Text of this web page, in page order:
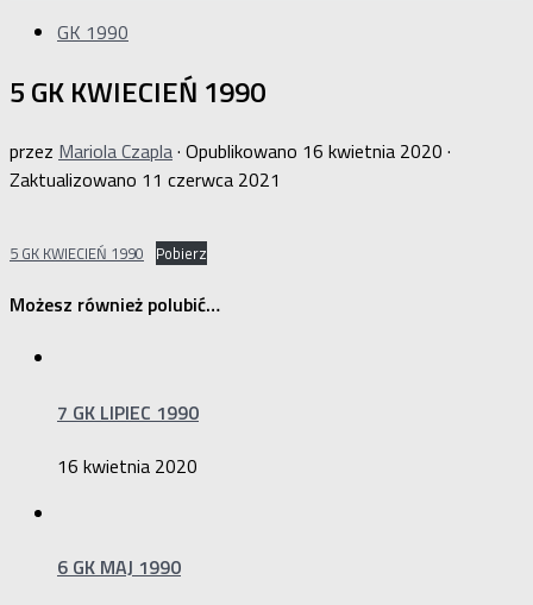
GK 1990
5 GK KWIECIEŃ 1990
przez Mariola Czapla· Opublikowano 16 kwietnia 2020 ·
Zaktualizowano 11 czerwca 2021
5 GK KWIECIEŃ 1990 Pobierz
Możesz również polubić…
7 GK LIPIEC 1990
16 kwietnia 2020
6 GK MAJ 1990